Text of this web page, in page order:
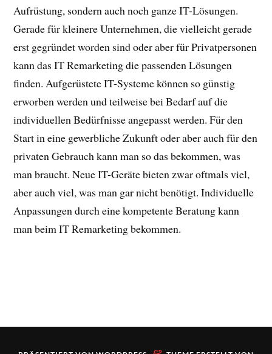
Aufrüstung, sondern auch noch ganze IT-Lösungen.
Gerade für kleinere Unternehmen, die vielleicht gerade
erst gegründet worden sind oder aber für Privatpersonen
kann das IT Remarketing die passenden Lösungen
finden. Aufgerüstete IT-Systeme können so günstig
erworben werden und teilweise bei Bedarf auf die
individuellen Bedürfnisse angepasst werden. Für den
Start in eine gewerbliche Zukunft oder aber auch für den
privaten Gebrauch kann man so das bekommen, was
man braucht. Neue IT-Geräte bieten zwar oftmals viel,
aber auch viel, was man gar nicht benötigt. Individuelle
Anpassungen durch eine kompetente Beratung kann
man beim IT Remarketing bekommen.